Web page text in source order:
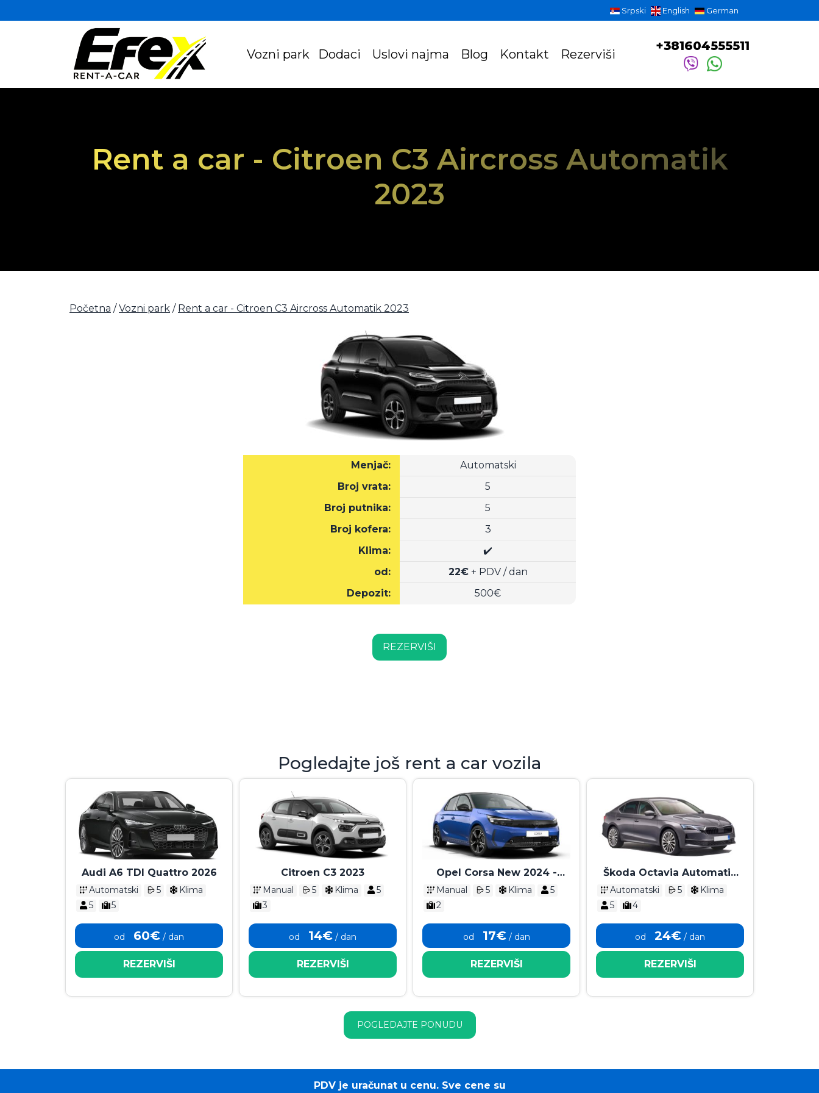
Srpski English German
Vozni park Dodaci Uslovi najma Blog Kontakt Rezerviši
+381604555511
Rent a car - Citroen C3 Aircross Automatik
2023
Početna / Vozni park / Rent a car - Citroen C3 Aircross Automatik 2023
Menjač:
Automatski
Broj vrata:
5
Broj putnika:
5
Broj kofera:
3
Klima:
✔️
od:
22€+ PDV / dan
Depozit:
500€
REZERVIŠI
Pogledajte još rent a car vozila
Audi A6 TDI Quattro 2026
Automatski 5
Klima
5
5
od 60€ / dan
REZERVIŠI
Citroen C3 2023
Manual 5 Klima
5
3
od 14€ / dan
REZERVIŠI
Opel Corsa New 2024 -
2026
Manual 5 Klima
5
2
od 17€/ dan
REZERVIŠI
Škoda Octavia Automatik
2025
Automatski 5
Klima
5
4
od 24€ / dan
REZERVIŠI
POGLEDAJTE PONUDU
PDV je uračunat u cenu. Sve cene su